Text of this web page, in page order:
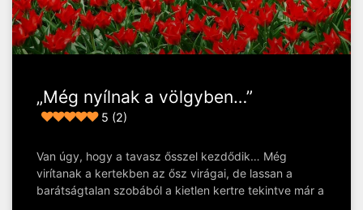
„Még nyílnak a völgyben…”
5 (2)
Van úgy, hogy a tavasz ősszel kezdődik… Még
virítanak a kertekben az ősz virágai, de lassan a
barátságtalan szobából a kietlen kertre tekintve már a